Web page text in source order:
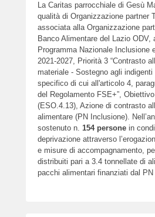
La Caritas parrocchiale di Gesù
qualità di Organizzazione partner
associata alla Organizzazione
Banco Alimentare del Lazio ODV,
Programma Nazionale Inclusione
2021-2027, Priorità 3 “Contrasto
materiale - Sostegno agli
specifico di cui all'articolo 4,
del Regolamento FSE+”,
(ESO.4.13), Azione di contrasto
alimentare (PN Inclusione).
sostenuto n. 154 persone in
deprivazione attraverso
e misure di accompagnamento,
distribuiti pari a 3.4 tonnellate di
pacchi alimentari finanziati dal